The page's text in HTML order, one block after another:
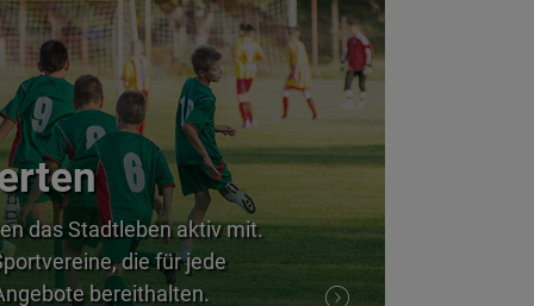
das Stadtleben aktiv mit.
die für jede
bereithalten.